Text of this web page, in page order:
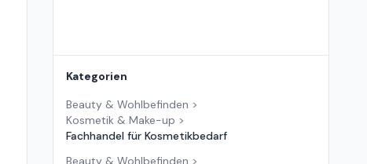
Kategorien
Beauty & Wohlbefinden >
Kosmetik & Make-up >
Fachhandel für Kosmetikbedarf
Beauty & Wohlbefinden >